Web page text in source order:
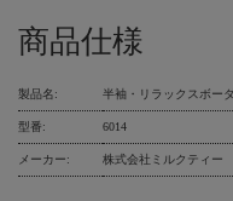
商品仕様
製品名: 半袖・リラックスボー
型番: 6014
メーカー: 株式会社ミルクティー